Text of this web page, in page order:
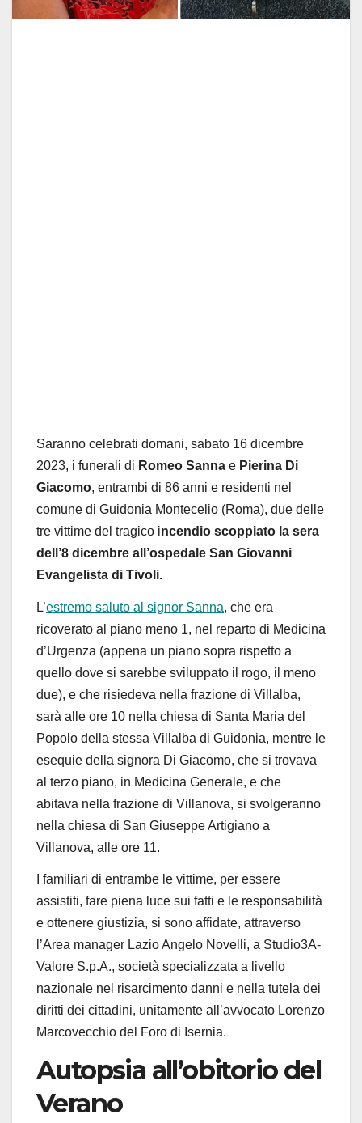
Saranno celebrati domani, sabato 16 dicembre
2023, i funerali di Romeo Sanna e Pierina Di
Giacomo, entrambi di 86 anni e residenti nel
comune di Guidonia Montecelio (Roma), due delle
tre vittime del tragico incendio scoppiato la sera
dell’8 dicembre all’ospedale San Giovanni
Evangelista di Tivoli.
L’estremo saluto al signor Sanna, che era
ricoverato al piano meno 1, nel reparto di Medicina
d’Urgenza (appena un piano sopra rispetto a
quello dove si sarebbe sviluppato il rogo, il meno
due), e che risiedeva nella frazione di Villalba,
sarà alle ore 10 nella chiesa di Santa Maria del
Popolo della stessa Villalba di Guidonia, mentre le
esequie della signora Di Giacomo, che si trovava
al terzo piano, in Medicina Generale, e che
abitava nella frazione di Villanova, si svolgeranno
nella chiesa di San Giuseppe Artigiano a
Villanova, alle ore 11.
I familiari di entrambe le vittime, per essere
assistiti, fare piena luce sui fatti e le responsabilità
e ottenere giustizia, si sono affidate, attraverso
l’Area manager Lazio Angelo Novelli, a Studio3A-
Valore S.p.A., società specializzata a livello
nazionale nel risarcimento danni e nella tutela dei
diritti dei cittadini, unitamente all’avvocato Lorenzo
Marcovecchio del Foro di Isernia.
Autopsia all’obitorio del
Verano